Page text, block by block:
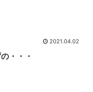
2021.04.02
・・・